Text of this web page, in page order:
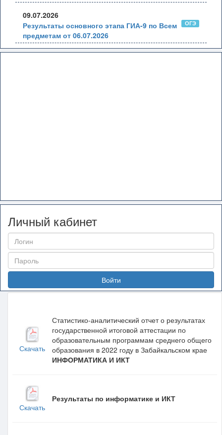
09.07.2026
ОГЭ
Результаты основного этапа ГИА-9 по Всем
предметам от 06.07.2026
Личный кабинет
Войти
Скачать
Статистико-аналитический отчет о результатах
государственной итоговой аттестации по
образовательным программам среднего общего
образования в 2022 году в Забайкальском крае
ИНФОРМАТИКА И ИКТ
Скачать
Результаты по информатике и ИКТ